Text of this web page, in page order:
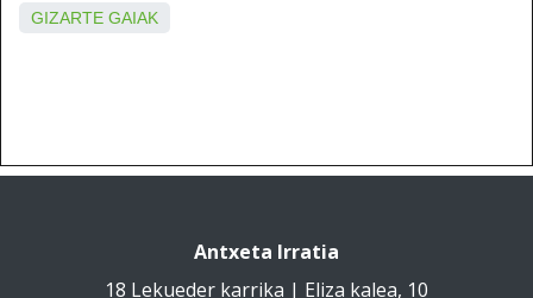
GIZARTE GAIAK
Antxeta Irratia
18 Lekueder karrika | Eliza kalea, 10